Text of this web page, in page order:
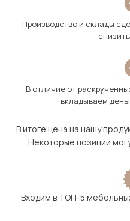
Производство и склады
В отличие от
вкладываем
В итоге цена на нашу
Некоторые позиции
Входим в ТОП-5